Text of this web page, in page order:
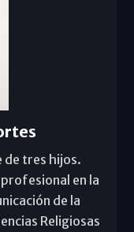
de tres hijos.
en la
de la
Religiosas